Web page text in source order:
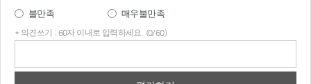
불만족
매우불만족
* 의견쓰기 : 60자 이내로 입력하세요. (0/60)